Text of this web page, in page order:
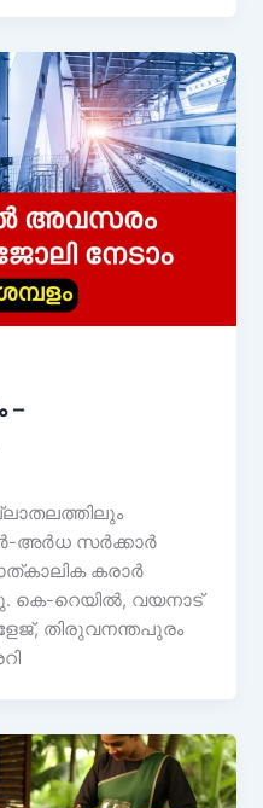
–
അർധ സർക്കാർ
കരാർ
കെ-റെയിൽ, വയനാട്
തിരുവനന്തപുരം